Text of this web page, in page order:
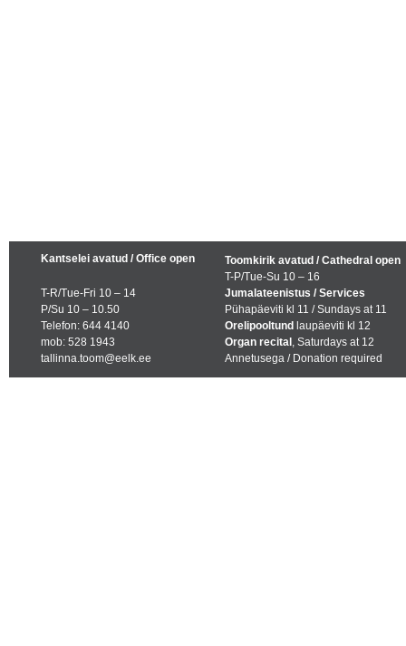
Kantselei avatud / Office open
T-R/Tue-Fri 10 – 14
P/Su 10 – 10.50
Telefon: 644 4140
mob: 528 1943
tallinna.toom@eelk.ee
Toomkirik avatud / Cathedral open
T-P/Tue-Su 10 – 16
Jumalateenistus / Services
Pühapäeviti kl 11 / Sundays at 11
Orelipooltund laupäeviti kl 12
Organ recital , Saturdays at 12
Annetusega / Donation required